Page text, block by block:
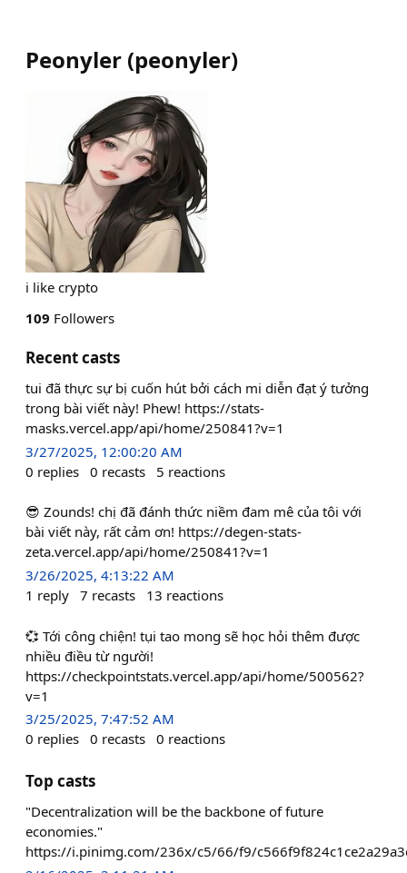
Peonyler (peonyler)
i like crypto
109 Followers
Recent casts
tui đã thực sự bị cuốn hút bởi cách mi diễn đạt ý tưởng
trong bài viết này! Phew! https://stats-
masks.vercel.app/api/home/250841?v=1
3/27/2025, 12:00:20 AM
0 replies 0 recasts 5 reactions
😎 Zounds! chị đã đánh thức niềm đam mê của tôi với
bài viết này, rất cảm ơn! https://degen-stats-
zeta.vercel.app/api/home/250841?v=1
3/26/2025, 4:13:22 AM
1 reply 7 recasts 13 reactions
💞 Tới công chiện! tụi tao mong sẽ học hỏi thêm được
nhiều điều từ người!
https://checkpointstats.vercel.app/api/home/500562?
v=1
3/25/2025, 7:47:52 AM
0 replies 0 recasts 0 reactions
Top casts
"Decentralization will be the backbone of future
economies."
https://i.pinimg.com/236x/c5/66/f9/